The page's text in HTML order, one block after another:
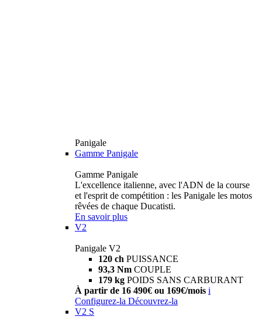
Panigale
Gamme Panigale
Gamme Panigale
L'excellence italienne, avec l'ADN de la course
et l'esprit de compétition : les Panigale les motos
rêvées de chaque Ducatisti.
En savoir plus
V2
Panigale V2
120 ch PUISSANCE
93,3 Nm COUPLE
179 kg POIDS SANS CARBURANT
À partir de 16 490€ ou 169€/mois i
Configurez-la Découvrez-la
V2 S